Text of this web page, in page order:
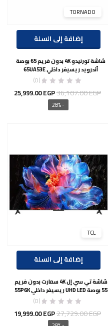
TORNADO
إضافة إلى السلة
شاشة تورنيدو 4K بدون فريم 65 بوصة
أندرويد ريسيفر داخلي 65UA53E
(0)
36,107.00EGP
السعر
الأصلي
25,999.00EGP
- 28%
TCL
إضافة إلى السلة
شاشة تي سي إل 4K سمارت بدون فريم
55 بوصة UHD LED ريسيفر داخلي 55P6K
(0)
27,729.00EGP
السعر19,999.00EGP